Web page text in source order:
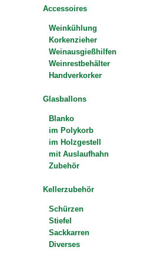
Accessoires
Weinkühlung
Korkenzieher
Weinausgießhilfen
Weinrestbehälter
Handverkorker
Glasballons
Blanko
im Polykorb
im Holzgestell
mit Auslaufhahn
Zubehör
Kellerzubehör
Schürzen
Stiefel
Sackkarren
Diverses